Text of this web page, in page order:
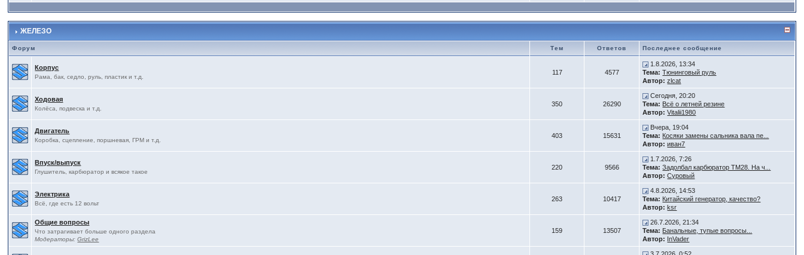
ЖЕЛЕЗО
Форум Тем Ответов Последнее сообщение
Корпус
Рама, бак, седло, руль, пластик и т.д.
117 4577
1.8.2026, 13:34
Тема: Тюнинговый руль
Автор: zlcat
Ходовая
Колёса, подвеска и т.д.
350 26290
Сегодня, 20:20
Тема: Всё о летней резине
Автор: Vitalii1980
Двигатель
Коробка, сцепление, поршневая, ГРМ и т.д.
403 15631
Вчера, 19:04
Тема: Косяки замены сальника вала пе...
Автор: иван7
Впуск/выпуск
Глушитель, карбюратор и всякое такое
220 9566
1.7.2026, 7:26
Тема: Задолбал карбюратор ТМ28. На ч...
Автор: Суровый
Электрика
Всё, где есть 12 вольт
263 10417
4.8.2026, 14:53
Тема: Китайский генератор, качество?
Автор: ksr
Общие вопросы
Что затрагивает больше одного раздела
Модераторы:GrizLee
159 13507
26.7.2026, 21:34
Тема: Банальные, тупые вопросы...
Автор: InVader